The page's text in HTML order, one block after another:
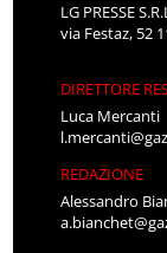
LG PRESSE
via Festaz, 52
DIRETTORE
Luca Mercanti
REDAZIONE
Alessandro